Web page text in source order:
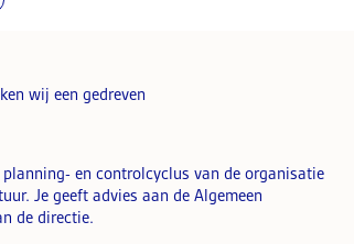
wij een gedreven
en controlcyclus van de organisatie
Je geeft advies aan de Algemeen
de directie.